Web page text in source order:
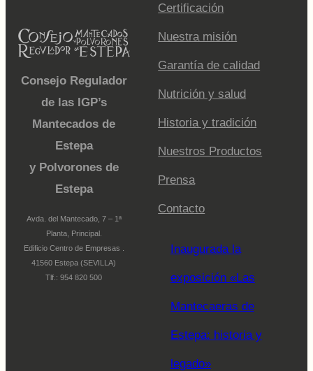
Consejo Regulador
de las IGP’s
Mantecados de
Estepa
y Polvorones de
Estepa
Avda. del Mantecado, 7 – 1ª
Planta, Principal.
Edificio Centro de Empresas .
41560 Estepa (SEVILLA)
Tlf.: 954 820 500
Certificación
Nuestra misión
Garantía de calidad
Nutrición y salud
Historia y tradición
Nuestros Productos
Prensa
Contacto
Inaugurada la
exposición «Las
Mantecaeras de
Estepa: historia y
legado»